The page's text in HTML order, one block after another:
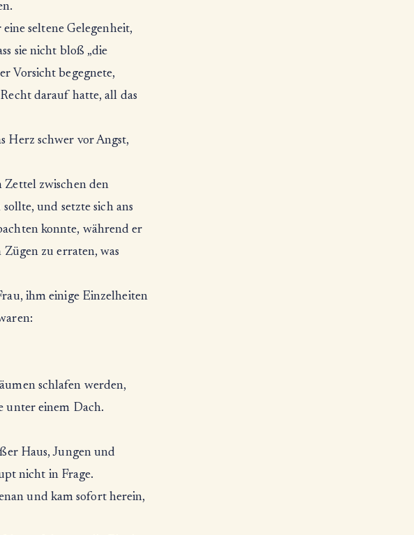
eine seltene Gelegenheit,
sie nicht bloß „die
Vorsicht begegnete,
darauf hatte, all das
Herz schwer vor Angst,
Zettel zwischen den
und setzte sich ans
konnte, während er
Zügen zu erraten, was
ihm einige Einzelheiten
schlafen werden,
unter einem Dach.
Haus, Jungen und
nicht in Frage.
und kam sofort herein,